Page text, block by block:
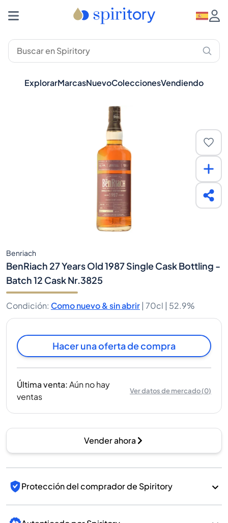
ExplorarMarcasNuevoColeccionesVendiendo
Benriach
BenRiach 27 Years Old 1987 Single Cask Bottling -
Batch 12 Cask Nr.3825
Condición: Como nuevo & sin abrir | 70cl | 52.9%
Hacer una oferta de compra
Última venta:Aún no hay
ventas
Ver datos de mercado(0)
Vender ahora
Protección del comprador de Spiritory